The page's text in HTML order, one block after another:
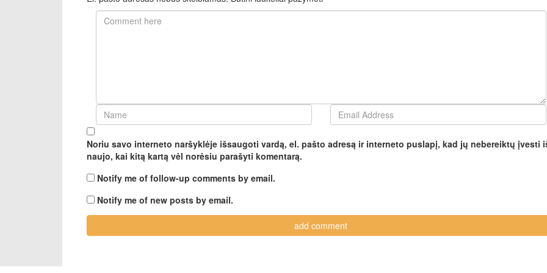
Noriu savo interneto naršyklėje išsaugoti vardą, el. pašto adresą ir interneto puslapį, kad jų nebereiktų įvesti
naujo, kai kitą kartą vėl norėsiu parašyti komentarą.
Notify me of follow-up comments by email.
Notify me of new posts by email.